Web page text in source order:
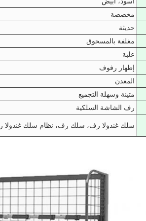
مخصصة
حديثة
مغلفة بالمسحوق
علبة
إظهار رفوف
المعدن
متينة وسهلة التجميع
رف الشاشة السلكية
سلك غندولا رف، سلك رف، نظام سلك غندولا